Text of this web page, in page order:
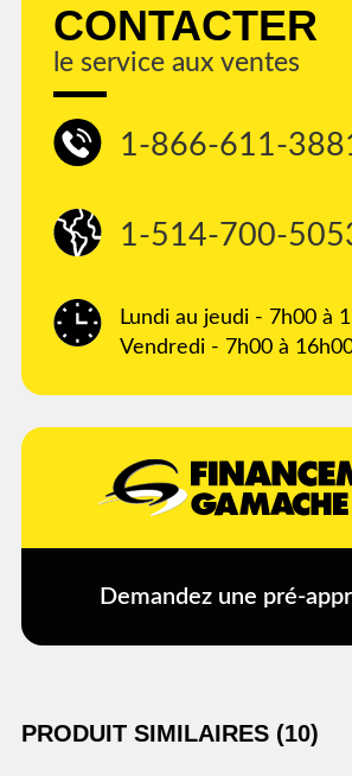
CONTACTER
le service aux ventes
1-866-611-
1-514-700-
Lundi au jeudi - 7h00 à
Vendredi - 7h00 à
Demandez une pré-
PRODUIT SIMILAIRES (10)